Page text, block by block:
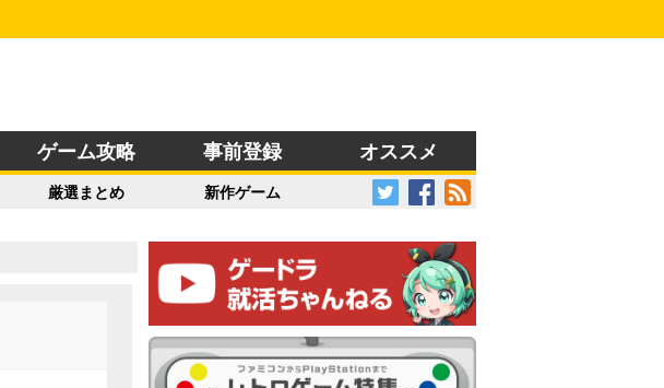
ゲーム攻略 事前登録 オススメ
厳選まとめ 新作ゲーム